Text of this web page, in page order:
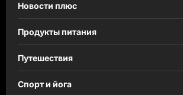
Новости плюс
Продукты питания
Путешествия
Спорт и йога